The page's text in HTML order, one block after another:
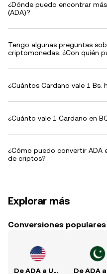
¿Dónde puedo encontrar
(ADA)?
Tengo algunas preguntas
criptomonedas. ¿Con quién
¿Cuántos Cardano vale 1 Bs.
¿Cuánto vale 1 Cardano en
¿Cómo puedo convertir ADA
de criptos?
Explorar más
Conversiones populares
De ADA a USD